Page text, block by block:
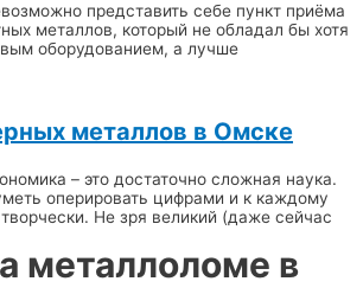
представить себе пункт приёма
металлов, который не обладал бы хотя
оборудованием, а лучше
металлов в Омске
– это достаточно сложная наука.
оперировать цифрами и к каждому
Не зря великий (даже сейчас
металлоломе в